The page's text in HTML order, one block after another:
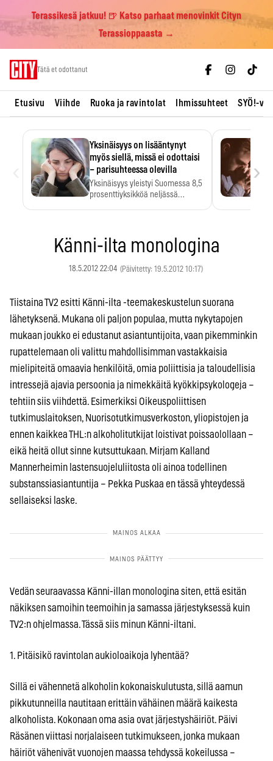
Terassikesä jatkuu! 🍺 Katso parhaat menovinkit Cityn
Terassioppaasta →
Tätä et odottanut
Etusivu Viihde Ruoka ja ravintolat Ihmissuhteet SYÖ!-
Yksinäisyys on lisääntynyt
myös siellä, missä ei odottaisi
– parisuhteessa olevilla
Yksinäisyys yleistyi Suomessa 8,5
prosenttiyksikköä neljässä
›
Känni-ilta monologina
18.5.2012 22:04 (Päivitetty: 19.5.2012 10:17)
Tiistaina TV2 esitti Känni-ilta -teemakeskustelun suorana
lähetyksenä. Mukana oli paljon populaa, mutta nykytapojen
mukaan joukko ei edustanut asiantuntijoita, vaan pikemminkin
rupattelemaan oli valittu mahdollisimman vastakkaisia
mielipiteitä omaavia henkilöitä, omia poliittisia ja taloudellisia
intressejä ajavia persoonia ja nimekkäitä kyökkipsykologeja –
tehtiin siis viihdettä. Esimerkiksi Oikeuspoliittisen
tutkimuslaitoksen, Nuorisotutkimusverkoston, yliopistojen ja
ennen kaikkea THL:n alkoholitutkijat loistivat poissaolollaan –
eikä heitä ollut sinne kutsuttukaan. Mirjam Kalland
Mannerheimin lastensuojeluliitosta oli ainoa todellinen
substanssiasiantuntija – Pekka Puskaa en tässä yhteydessä
sellaiseksi laske.
Vedän seuraavassa Känni-illan monologina siten, että esitän
näkiksen samoihin teemoihin ja samassa järjestyksessä kuin
TV2:n ohjelmassa. Tässä siis minun Känni-iltani.
1. Pitäisikö ravintolan aukioloaikoja lyhentää?
Sillä ei vähennetä alkoholin kokonaiskulutusta, sillä aamun
pikkutunneilla nautitaan erittäin vähäinen määrä kaikesta
alkoholista. Kokonaan oma asia ovat järjestyshäiriöt. Päivi
Räsänen viittasi norjalaiseen tutkimukseen, jonka mukaan
häiriöt vähenivät vuonojen maassa tehdyssä kokeilussa –